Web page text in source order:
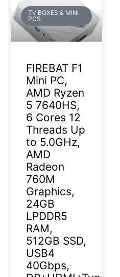
TV BOXES & MINI
PCS
FIREBAT F1
Mini PC,
AMD Ryzen
5 7640HS,
6 Cores 12
Threads Up
to 5.0GHz,
AMD
Radeon
760M
Graphics,
24GB
LPDDR5
RAM,
512GB SSD,
USB4
40Gbps,